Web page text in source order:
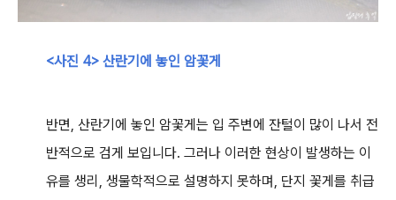
<사진 4> 산란기에 놓인 암꽃게
반면, 산란기에 놓인 암꽃게는 입 주변에 잔털이 많이 나서 전
반적으로 검게 보입니다. 그러나 이러한 현상이 발생하는 이
유를 생리, 생물학적으로 설명하지 못하며, 단지 꽃게를 취급